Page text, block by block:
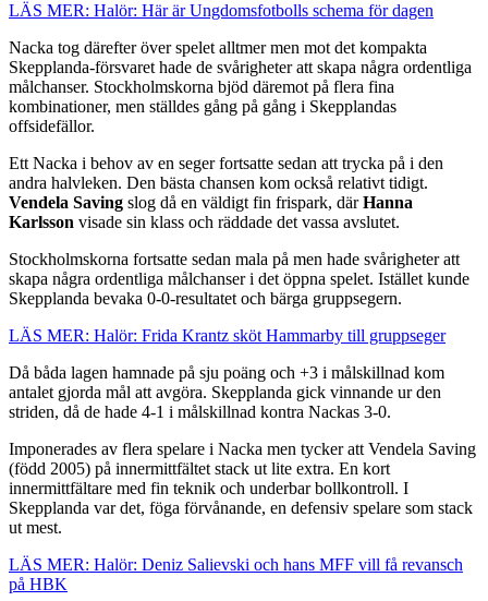
LÄS MER: Halör: Här är Ungdomsfotbolls schema för dagen
Nacka tog därefter över spelet alltmer men mot det kompakta
Skepplanda-försvaret hade de svårigheter att skapa några ordentliga
målchanser. Stockholmskorna bjöd däremot på flera fina
kombinationer, men ställdes gång på gång i Skepplandas
offsidefällor.
Ett Nacka i behov av en seger fortsatte sedan att trycka på i den
andra halvleken. Den bästa chansen kom också relativt tidigt.
Vendela Saving slog då en väldigt fin frispark, därHanna
Karlsson visade sin klass och räddade det vassa avslutet.
Stockholmskorna fortsatte sedan mala på men hade svårigheter att
skapa några ordentliga målchanser i det öppna spelet. Istället kunde
Skepplanda bevaka 0-0-resultatet och bärga gruppsegern.
LÄS MER: Halör: Frida Krantz sköt Hammarby till gruppseger
Då båda lagen hamnade på sju poäng och +3 i målskillnad kom
antalet gjorda mål att avgöra. Skepplanda gick vinnande ur den
striden, då de hade 4-1 i målskillnad kontra Nackas 3-0.
Imponerades av flera spelare i Nacka men tycker att Vendela Saving
(född 2005) på innermittfältet stack ut lite extra. En kort
innermittfältare med fin teknik och underbar bollkontroll. I
Skepplanda var det, föga förvånande, en defensiv spelare som stack
ut mest.
LÄS MER: Halör: Deniz Salievski och hans MFF vill få revansch
på HBK